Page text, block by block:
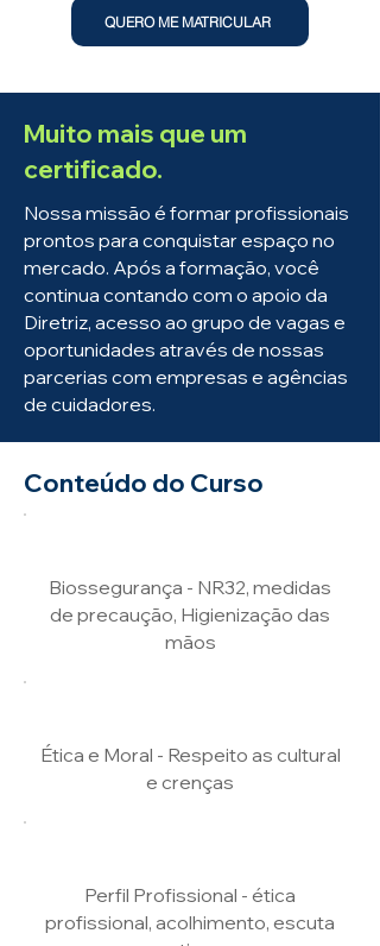
QUERO ME MATRICULAR
Muito mais que um
certificado.
Nossa missão é formar profissionais
prontos para conquistar espaço no
mercado. Após a formação, você
continua contando com o apoio da
Diretriz, acesso ao grupo de vagas e
oportunidades através de nossas
parcerias com empresas e agências
de cuidadores.
Conteúdo do Curso
Biossegurança - NR32, medidas
de precaução, Higienização das
mãos
Ética e Moral - Respeito as cultural
e crenças
Perfil Profissional - ética
profissional, acolhimento, escuta